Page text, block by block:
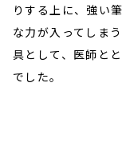
りする上に、強い
な力が入ってしま
具として、医師と
でした。